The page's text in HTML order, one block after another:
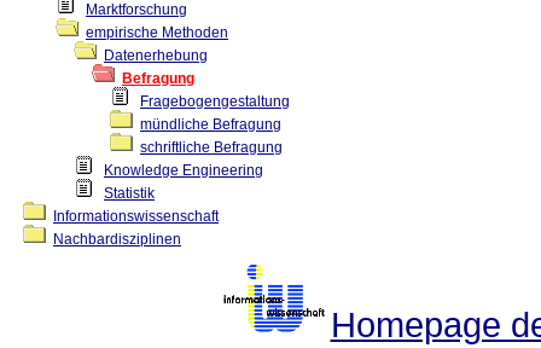
Marktforschung
empirische Methoden
Datenerhebung
Befragung
Fragebogengestaltung
mündliche Befragung
schriftliche Befragung
Knowledge Engineering
Statistik
Informationswissenschaft
Nachbardisziplinen
Homepage